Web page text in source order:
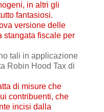
in altri gli
fantasiosi.
versione delle
stangata fiscale per
tali in applicazione
Robin Hood Tax di
di misure che
contribuenti, che
incisi dalla